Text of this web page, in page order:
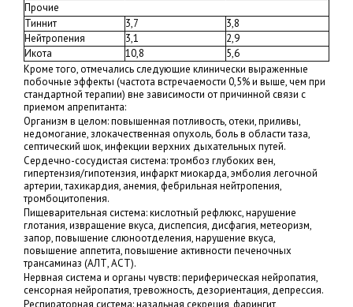
Прочие
Тиннит
3,7
3,8
Нейтропения
3,1
2,9
Икота
10,8
5,6
Кроме того, отмечались следующие клинически выраженные
побочные эффекты (частота встречаемости 0,5% и выше, чем при
стандартной терапии) вне зависимости от причинной связи с
приемом апрепитанта:
Организм в целом: повышенная потливость, отеки, приливы,
недомогание, злокачественная опухоль, боль в области таза,
септический шок, инфекции верхних дыхательных путей.
Сердечно-сосудистая система: тромбоз глубоких вен,
гипертензия/гипотензия, инфаркт миокарда, эмболия легочной
артерии, тахикардия, анемия, фебрильная нейтропения,
тромбоцитопения.
Пищеварительная система: кислотный рефлюкс, нарушение
глотания, извращение вкуса, диспепсия, дисфагия, метеоризм,
запор, повышение слюноотделения, нарушение вкуса,
повышение аппетита, повышение активности печеночных
трансаминаз (АЛТ, АСТ).
Нервная система и органы чувств: периферическая нейропатия,
сенсорная нейропатия, тревожность, дезориентация, депрессия.
Респираторная система: назальная секреция, фарингит,